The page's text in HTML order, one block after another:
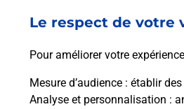
Le respect de votre
Pour améliorer votre
Mesure d’audience : établir
Analyse et personnalisation :